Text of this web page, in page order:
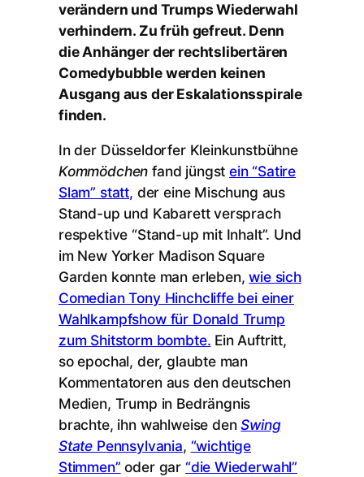
verändern und Trumps Wiederwahl
verhindern. Zu früh gefreut. Denn
die Anhänger der rechtslibertären
Comedybubble werden keinen
Ausgang aus der Eskalationsspirale
finden.
In der Düsseldorfer Kleinkunstbühne
Kommödchenfand jüngstein “Satire
Slam” statt, der eine Mischung aus
Stand-up und Kabarett versprach
respektive “Stand-up mit Inhalt”. Und
im New Yorker Madison Square
Garden konnte man erleben,wie sich
Comedian Tony Hinchcliffe bei einer
Wahlkampfshow für Donald Trump
zum Shitstorm bombte. Ein Auftritt,
so epochal, der, glaubte man
Kommentatoren aus den deutschen
Medien, Trump in Bedrängnis
brachte, ihn wahlweise denSwing
State Pennsylvania, “wichtige
Stimmen” oder gar “die Wiederwahl”